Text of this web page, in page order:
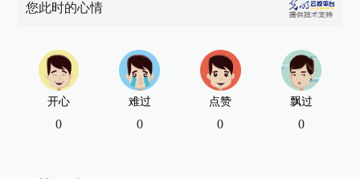
您此时的心情
开心
0
难过
0
点赞
0
飘过
0